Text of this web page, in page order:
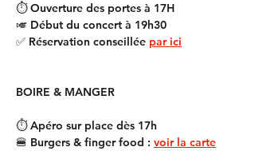
⏱️ Ouverture des portes à 17H
🎺 Début du concert à 19h30
✅ Réservation conseillée par ici
BOIRE & MANGER
⏱️ Apéro sur place dès 17h
🍔 Burgers & finger food : voir la carte